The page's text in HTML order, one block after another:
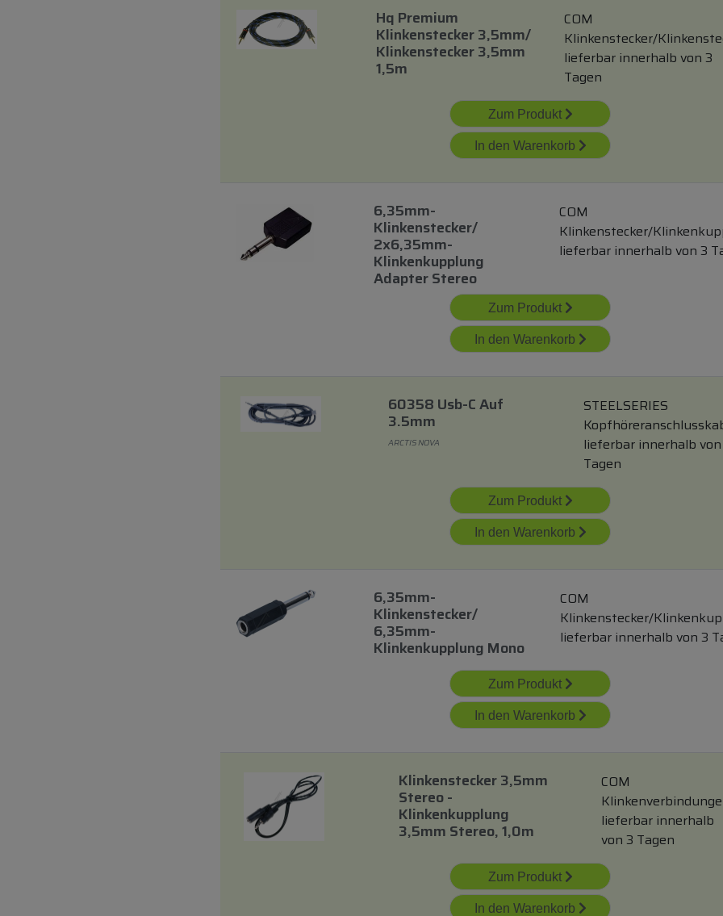
Hq Premium
Klinkenstecker 3,5mm/
Klinkenstecker 3,5mm
1,5m
COM
Klinkenstecker/
lieferbar innerhalb von 3
Tagen
Zum Produkt
In den Warenkorb
6,35mm-
Klinkenstecker/
2x6,35mm-
Klinkenkupplung
Adapter Stereo
COM
Klinkenstecker/
lieferbar innerhalb von 3
Zum Produkt
In den Warenkorb
60358 Usb-C Auf
3.5mm
ARCTIS NOVA
STEELSERIES
lieferbar innerhalb
Tagen
Zum Produkt
In den Warenkorb
6,35mm-
Klinkenstecker/
6,35mm-
Klinkenkupplung Mono
COM
Klinkenstecker/
lieferbar innerhalb von 3
Zum Produkt
In den Warenkorb
Klinkenstecker 3,5mm
Stereo -
Klinkenkupplung
3,5mm Stereo, 1,0m
COM
lieferbar innerhalb
von 3 Tagen
Zum Produkt
In den Warenkorb